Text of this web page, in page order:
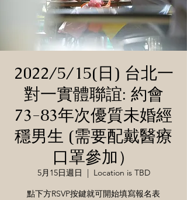
2022/5/15(日) 台北一
對一實體聯誼: 約會
73-83年次優質未婚經
穩男生 (需要配戴醫療
口罩參加）
5月15日週日
  |
Location is TBD
點下方RSVP按鍵就可開始填寫報名表